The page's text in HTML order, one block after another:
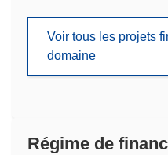
Voir tous les projets
domaine
Régime de